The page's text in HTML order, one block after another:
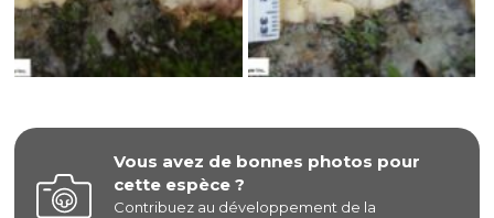
Vous avez de bonnes photos pour
cette espèce ?
Contribuez au développement de la